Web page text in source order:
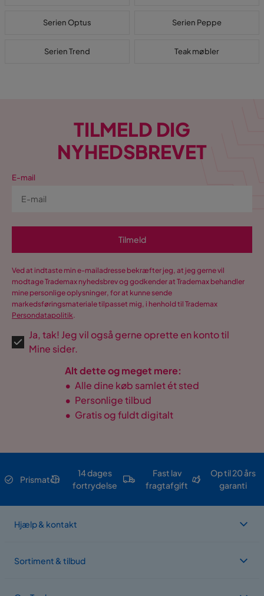
Serien Optus Serien Peppe
Serien Trend Teak møbler
TILMELD DIG
NYHEDSBREVET
E-mail
Tilmeld
Ved at indtaste min e-mailadresse bekræfter jeg, at jeg gerne vil
modtage Trademax nyhedsbrev og godkender at Trademax behandler
mine personlige oplysninger, for at kunne sende
markedsføringsmateriale tilpasset mig, i henhold til Trademax
Persondatapolitik.
Ja, tak! Jeg vil også gerne oprette en konto til
Mine sider.
Alt dette og meget mere:
• Alle dine køb samlet ét sted
• Personlige tilbud
• Gratis og fuldt digitalt
Prismatch
14 dages
fortrydelse
Fast lav
fragtafgift
Op til 20 års
garanti
Hjælp & kontakt
Sortiment & tilbud